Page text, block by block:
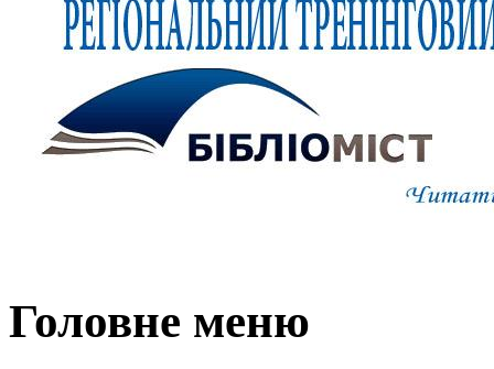
Головне меню